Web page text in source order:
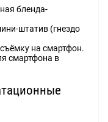
бленда-
штатив (гнездо
на смартфон.
смартфона в